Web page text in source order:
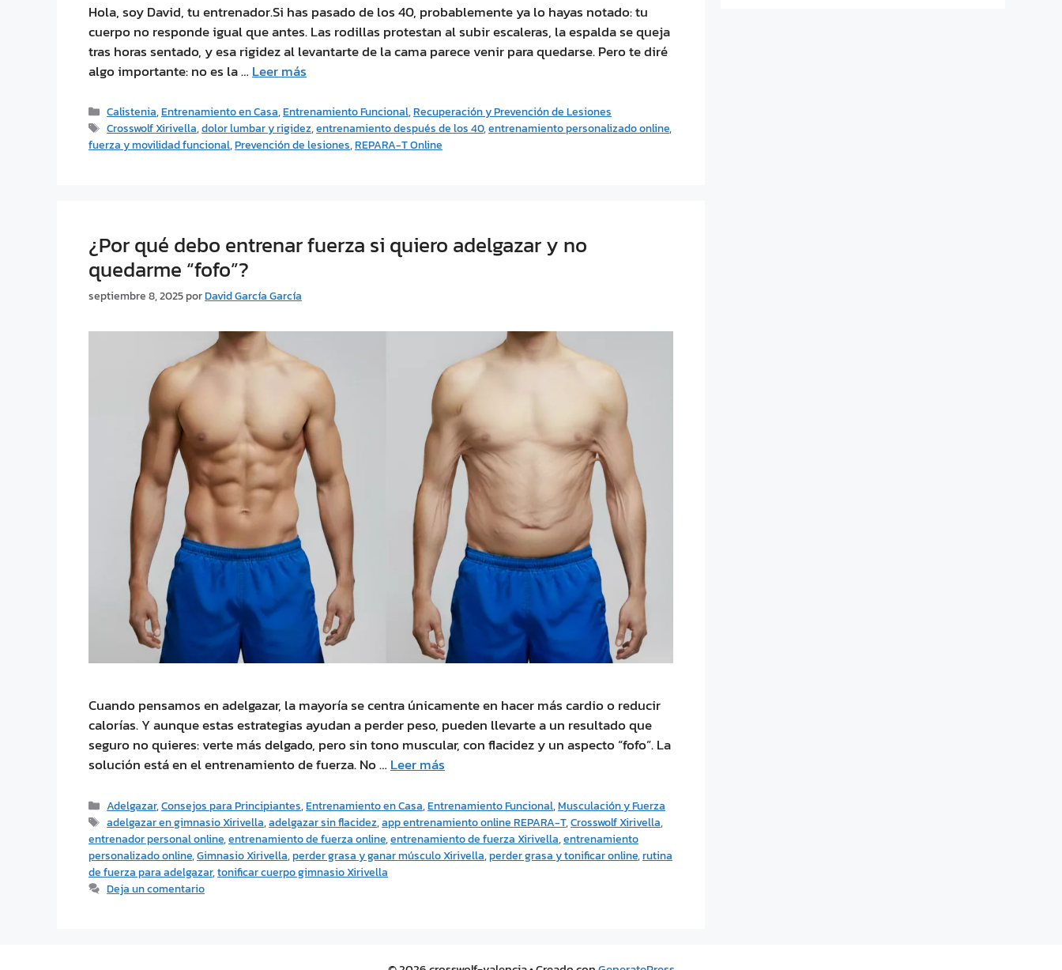
Hola, soy David, tu entrenador.Si has pasado de los 40, probablemente ya lo hayas notado: tu
cuerpo no responde igual que antes. Las rodillas protestan al subir escaleras, la espalda se queja
tras horas sentado, y esa rigidez al levantarte de la cama parece venir para quedarse. Pero te diré
algo importante: no es la … Leer más
Calistenia,Entrenamiento en Casa,Entrenamiento Funcional,Recuperación y Prevención de Lesiones
Crosswolf Xirivella,dolor lumbar y rigidez,entrenamiento después de los 40,entrenamiento personalizado online,
fuerza y movilidad funcional,Prevención de lesiones,REPARA-T Online
¿Por qué debo entrenar fuerza si quiero adelgazar y no
quedarme “fofo”?
septiembre 8, 2025porDavid García García
Cuando pensamos en adelgazar, la mayoría se centra únicamente en hacer más cardio o reducir
calorías. Y aunque estas estrategias ayudan a perder peso, pueden llevarte a un resultado que
seguro no quieres: verte más delgado, pero sin tono muscular, con flacidez y un aspecto “fofo”. La
solución está en el entrenamiento de fuerza. No …Leer más
Adelgazar,Consejos para Principiantes,Entrenamiento en Casa,Entrenamiento Funcional,Musculación y Fuerza
adelgazar en gimnasio Xirivella,adelgazar sin flacidez,app entrenamiento online REPARA-T,Crosswolf Xirivella,
entrenador personal online,entrenamiento de fuerza online,entrenamiento de fuerza Xirivella,entrenamiento
personalizado online,Gimnasio Xirivella,perder grasa y ganar músculo Xirivella,perder grasa y tonificar online,rutina
de fuerza para adelgazar,tonificar cuerpo gimnasio Xirivella
Deja un comentario